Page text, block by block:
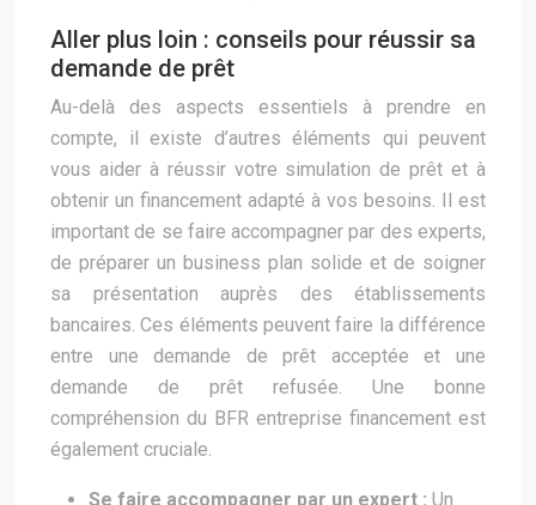
Aller plus loin : conseils pour réussir sa
demande de prêt
Au-delà des aspects essentiels à prendre en
compte, il existe d’autres éléments qui peuvent
vous aider à réussir votre simulation de prêt et à
obtenir un financement adapté à vos besoins. Il est
important de se faire accompagner par des experts,
de préparer un business plan solide et de soigner
sa présentation auprès des établissements
bancaires. Ces éléments peuvent faire la différence
entre une demande de prêt acceptée et une
demande de prêt refusée. Une bonne
compréhension du BFR entreprise financement est
également cruciale.
Se faire accompagner par un expert : Un